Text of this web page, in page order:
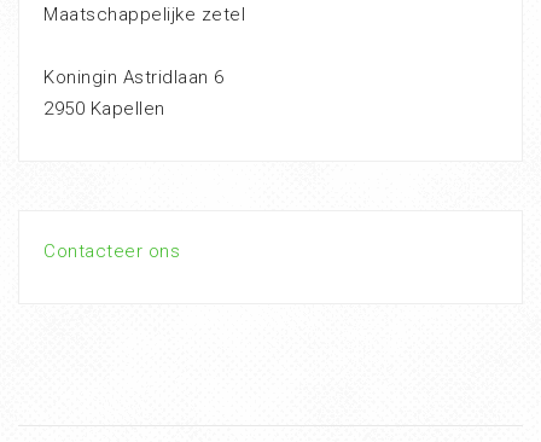
Maatschappelijke zetel
Koningin Astridlaan 6
2950 Kapellen
Contacteer ons